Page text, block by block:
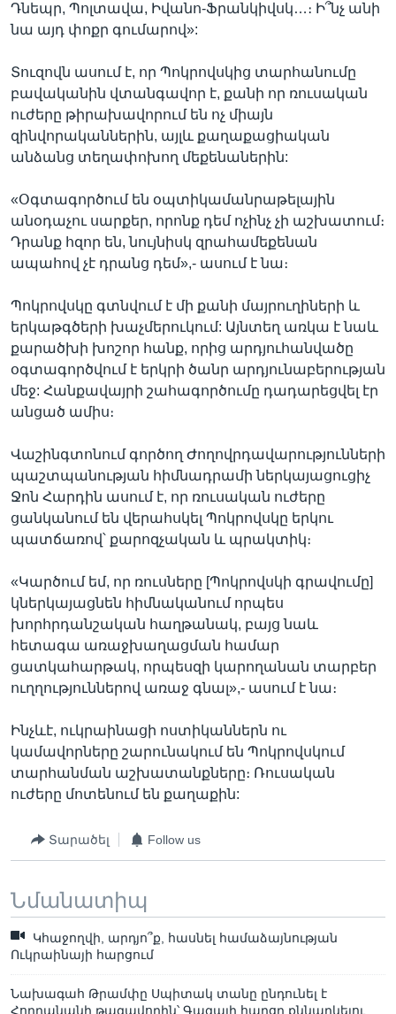
Դնեպր, Պոլտավա, Իվանո-Ֆրանկիվսկ…։ Ի՞նչ անի
նա այդ փոքր գումարով»:
Տուզովն ասում է, որ Պոկրովսկից տարհանումը
բավականին վտանգավոր է, քանի որ ռուսական
ուժերը թիրախավորում են ոչ միայն
զինվորականներին, այլև քաղաքացիական
անձանց տեղափոխող մեքենաներին:
«Օգտագործում են օպտիկամանրաթելային
անօդաչու սարքեր, որոնք դեմ ոչինչ չի աշխատում։
Դրանք հզոր են, նույնիսկ զրահամեքենան
ապահով չէ դրանց դեմ»,- ասում է նա։
Պոկրովսկը գտնվում է մի քանի մայրուղիների և
երկաթգծերի խաչմերուկում: Այնտեղ առկա է նաև
քարածխի խոշոր հանք, որից արդյուհանվածը
օգտագործվում է երկրի ծանր արդյունաբերության
մեջ: Հանքավայրի շահագործումը դադարեցվել էր
անցած ամիս։
Վաշինգտոնում գործող Ժողովրդավարությունների
պաշտպանության հիմնադրամի ներկայացուցիչ
Ջոն Հարդին ասում է, որ ռուսական ուժերը
ցանկանում են վերահսկել Պոկրովսկը երկու
պատճառով՝ քարոզչական և պրակտիկ։
«Կարծում եմ, որ ռուսները [Պոկրովսկի գրավումը]
կներկայացնեն հիմնականում որպես
խորհրդանշական հաղթանակ, բայց նաև
հետագա առաջխաղացման համար
ցատկահարթակ, որպեսզի կարողանան տարբեր
ուղղություններով առաջ գնալ»,- ասում է նա։
Ինչևէ, ուկրաինացի ոստիկաններն ու
կամավորները շարունակում են Պոկրովսկում
տարհանման աշխատանքները։ Ռուսական
ուժերը մոտենում են քաղաքին:
Տարածել Follow us
Նմանատիպ
Կհաջողվի, արդյո՞ք, հասնել համաձայնության
Ուկրաինայի հարցում
Նախագահ Թրամփը Սպիտակ տանը ընդունել է
Հորդանանի թագավորին՝ Գազայի հարցը քննարկելու